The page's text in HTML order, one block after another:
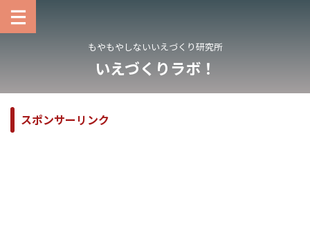
もやもやしないいえづくり研究所
いえづくりラボ！
スポンサーリンク